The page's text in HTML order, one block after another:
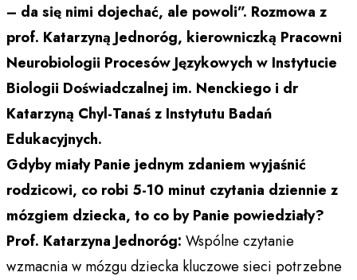
– da się nimi dojechać, ale powoli”. Rozmowa z
prof. Katarzyną Jednoróg, kierowniczką Pracowni
Neurobiologii Procesów Językowych w Instytucie
Biologii Doświadczalnej im. Nenckiego i dr
Katarzyną Chyl-Tanaś z Instytutu Badań
Edukacyjnych.
Gdyby miały Panie jednym zdaniem wyjaśnić
rodzicowi, co robi 5-10 minut czytania dziennie z
mózgiem dziecka, to co by Panie powiedziały?
Prof. Katarzyna Jednoróg: Wspólne czytanie
wzmacnia w mózgu dziecka kluczowe sieci potrzebne